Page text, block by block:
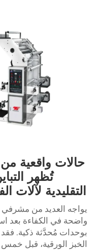
الأسئلة الشائعة
حالات واقعية من
تُظهر
التقليدية لآلات
يواجه العديد من
واضحة في الكفاءة بعد
بوحدات مُحدَّثة ذكية.
الخبز الورقية، قبل